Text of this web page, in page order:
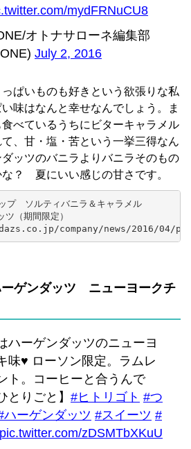
mydFRNuCU8
オトナサローネ編集部
July 2, 2016
ぱいものも好きという欲張りな私
味はなんと幸せなんでしょう。ま
べているうちにビターキャラメル
、甘・塩・苦という一挙三得なん
ッツのバニラよりバニラそのもの
？ 夏にいい感じの甘さです。
プ　ソルティバニラ＆キャラメル
（期間限定）
company/news/2016/04/
ゲンダッツ ニューヨークチ
ハーゲンダッツのニューヨ
味♥ ローソン限定。ラムレ
ト。コーヒーと合うんで
とりごと】 #ヒトリゴト #つ
ハーゲンダッツ #スイーツ #
pic.twitter.com/zDSMTbXKuU